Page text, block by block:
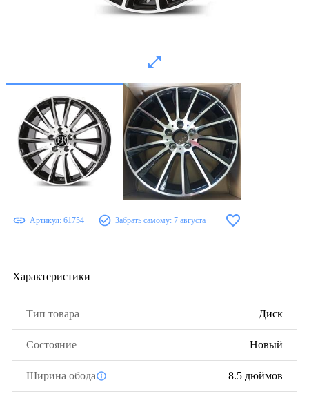
Артикул: 61754 Забрать самому: 7 августа
Характеристики
Тип товара Диск
Состояние Новый
Ширина обода 8.5 дюймов